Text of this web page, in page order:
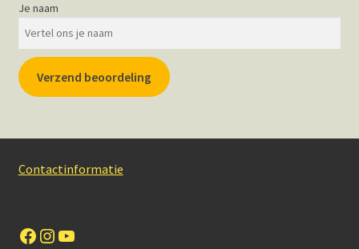
Je naam
Verzend beoordeling
Contactinformatie
Facebook
Instagram
YouTube